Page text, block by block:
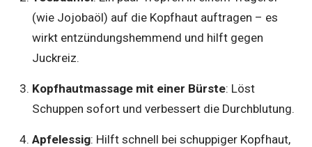
(wie Jojobaöl) auf die Kopfhaut auftragen – es
wirkt entzündungshemmend und hilft gegen
Juckreiz.
Kopfhautmassage mit einer Bürste: Löst
Schuppen sofort und verbessert die Durchblutung.
Apfelessig: Hilft schnell bei schuppiger Kopfhaut,